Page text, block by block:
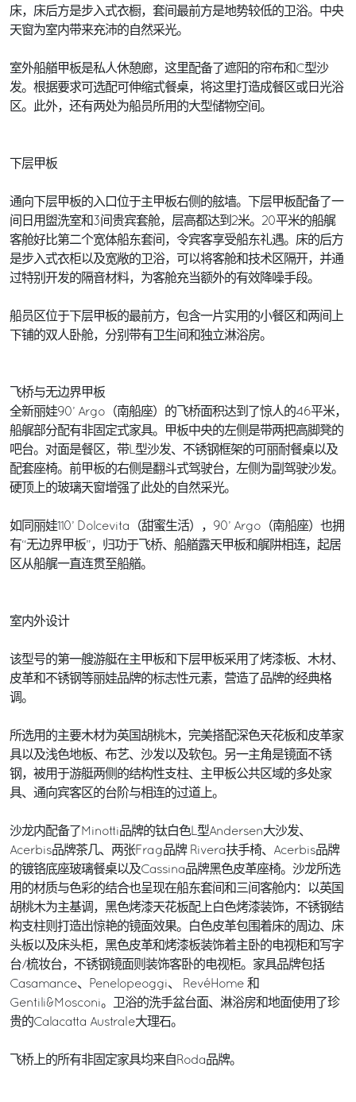
床，床后方是步入式衣橱，套间最前方是地势较低的卫浴。中央
天窗为室内带来充沛的自然采光。
室外船艏甲板是私人休憩廊，这里配备了遮阳的帘布和C型沙
发。根据要求可选配可伸缩式餐桌，将这里打造成餐区或日光浴
区。此外，还有两处为船员所用的大型储物空间。
下层甲板
通向下层甲板的入口位于主甲板右侧的舷墙。下层甲板配备了一
间日用盥洗室和3间贵宾套舱，层高都达到2米。20平米的船艉
客舱好比第二个宽体船东套间，令宾客享受船东礼遇。床的后方
是步入式衣柜以及宽敞的卫浴，可以将客舱和技术区隔开，并通
过特别开发的隔音材料，为客舱充当额外的有效降噪手段。
船员区位于下层甲板的最前方，包含一片实用的小餐区和两间上
下铺的双人卧舱，分别带有卫生间和独立淋浴房。
飞桥与无边界甲板
全新丽娃90’ Argo（南船座）的飞桥面积达到了惊人的46平米，
船艉部分配有非固定式家具。甲板中央的左侧是带两把高脚凳的
吧台。对面是餐区，带L型沙发、不锈钢框架的可丽耐餐桌以及
配套座椅。前甲板的右侧是翻斗式驾驶台，左侧为副驾驶沙发。
硬顶上的玻璃天窗增强了此处的自然采光。
如同丽娃110’ Dolcevita（甜蜜生活），90’ Argo（南船座）也拥
有“无边界甲板”，归功于飞桥、船艏露天甲板和艉阱相连，起居
区从船艉一直连贯至船艏。
室内外设计
该型号的第一艘游艇在主甲板和下层甲板采用了烤漆板、木材、
皮革和不锈钢等丽娃品牌的标志性元素，营造了品牌的经典格
调。
所选用的主要木材为英国胡桃木，完美搭配深色天花板和皮革家
具以及浅色地板、布艺、沙发以及软包。另一主角是镜面不锈
钢，被用于游艇两侧的结构性支柱、主甲板公共区域的多处家
具、通向宾客区的台阶与相连的过道上。
沙龙内配备了Minotti品牌的钛白色L型Andersen大沙发、
Acerbis品牌茶几、两张Frag品牌 Rivera扶手椅、Acerbis品牌
的镀铬底座玻璃餐桌以及Cassina品牌黑色皮革座椅。沙龙所选
用的材质与色彩的结合也呈现在船东套间和三间客舱内：以英国
胡桃木为主基调，黑色烤漆天花板配上白色烤漆装饰，不锈钢结
构支柱则打造出惊艳的镜面效果。白色皮革包围着床的周边、床
头板以及床头柜，黑色皮革和烤漆板装饰着主卧的电视柜和写字
台/梳妆台，不锈钢镜面则装饰客卧的电视柜。家具品牌包括
Casamance、Penelopeoggi、 RevéHome 和
Gentili&Mosconi。卫浴的洗手盆台面、淋浴房和地面使用了珍
贵的Calacatta Australe大理石。
飞桥上的所有非固定家具均来自Roda品牌。